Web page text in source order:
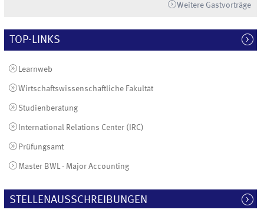
Weitere Gastvorträge
TOP-LINKS
Learnweb
Wirtschaftswissenschaftliche Fakultät
Studienberatung
International Relations Center (IRC)
Prüfungsamt
Master BWL - Major Accounting
STELLENAUSSCHREIBUNGEN